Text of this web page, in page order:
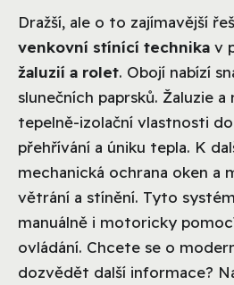
Dražší, ale o to zajímavější
venkovní stínící technika v
žaluzií a rolet. Obojí nabízí
slunečních paprsků. Žaluzie
tepelně-izolační vlastnosti
přehřívání a úniku tepla. K
mechanická ochrana oken a
větrání a stínění. Tyto
manuálně i motoricky
ovládání. Chcete se o
dozvědět další informace?